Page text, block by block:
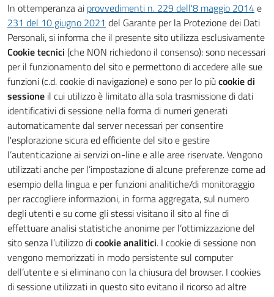
In ottemperanza ai provvedimenti n. 229 dell'8 maggio 2014e
231 del 10 giugno 2021 del Garante per la Protezione dei Dati
Personali, si informa che il presente sito utilizza esclusivamente
Cookie tecnici (che NON richiedono il consenso): sono necessari
per il funzionamento del sito e permettono di accedere alle sue
funzioni (c.d. cookie di navigazione) e sono per lo piùcookie di
sessione il cui utilizzo è limitato alla sola trasmissione di dati
identificativi di sessione nella forma di numeri generati
automaticamente dal server necessari per consentire
l'esplorazione sicura ed efficiente del sito e gestire
l’autenticazione ai servizi on-line e alle aree riservate. Vengono
utilizzati anche per l’impostazione di alcune preferenze come ad
esempio della lingua e per funzioni analitiche/di monitoraggio
per raccogliere informazioni, in forma aggregata, sul numero
degli utenti e su come gli stessi visitano il sito al fine di
effettuare analisi statistiche anonime per l’ottimizzazione del
sito senza l’utilizzo dicookie analitici. I cookie di sessione non
vengono memorizzati in modo persistente sul computer
dell’utente e si eliminano con la chiusura del browser. I cookies
di sessione utilizzati in questo sito evitano il ricorso ad altre